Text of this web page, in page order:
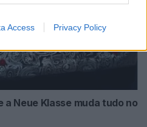
Access Privacy Policy
a Neue Klasse muda tudo no